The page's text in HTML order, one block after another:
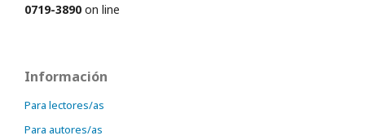
0719-3890 on line
Información
Para lectores/as
Para autores/as